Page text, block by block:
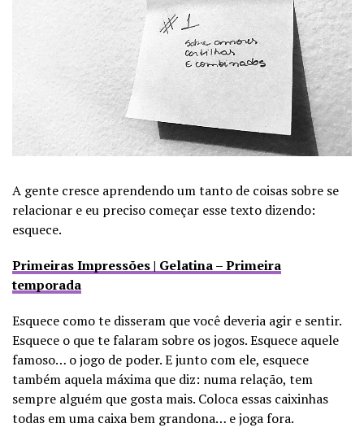
A gente cresce aprendendo um tanto de coisas sobre se
relacionar e eu preciso começar esse texto dizendo:
esquece.
Primeiras Impressões | Gelatina – Primeira
temporada
Esquece como te disseram que você deveria agir e sentir.
Esquece o que te falaram sobre os jogos. Esquece aquele
famoso… o jogo de poder. E junto com ele, esquece
também aquela máxima que diz: numa relação, tem
sempre alguém que gosta mais. Coloca essas caixinhas
todas em uma caixa bem grandona… e joga fora.